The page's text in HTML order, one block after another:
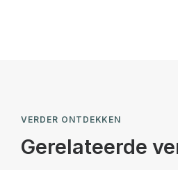
VERDER ONTDEKKEN
Gerelateerde